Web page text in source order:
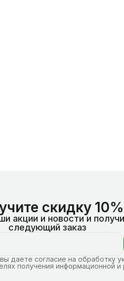
скидку 10%
акции и новости и
следующий заказ
даете согласие на обработку
получения информационной и